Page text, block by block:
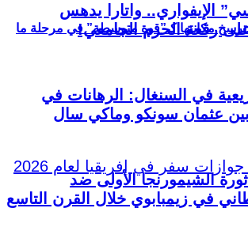
ترسخ مكانتها كـ”قوة متوسطة” في مرحلة ما
الإيفواري.. واتارا يدهس
على رقعة الحرم الجامعي!
في السنغال: الرهانات في
عثمان سونكو وماكي سال
الشيمورنجا الأولى ضد
في زيمبابوي خلال القرن التاسع